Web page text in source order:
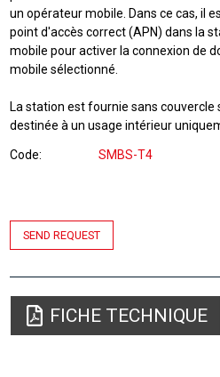
un opérateur mobile. Dans ce cas, il
point d'accès correct (APN) dans la
mobile pour activer la connexion de
mobile sélectionné.
La station est fournie sans
destinée à un usage intérieur
Code SMBS-T4
SEND REQUEST
FICHE TECHNIQUE